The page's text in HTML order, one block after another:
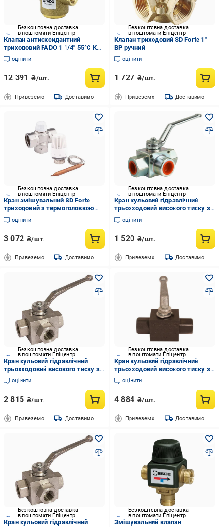
Безкоштовна доставка
в поштомати Епіцентр
Клапан антиоксидантний
триходовий FADO 1 1/4" 55°С Kv
9 (FD-AKP02)
оцінити
12 391 ₴/шт.
Привеземо Доставимо
Безкоштовна доставка
в поштомати Епіцентр
Клапан триходовий SD Forte 1"
ВР ручний
оцінити
1 727 ₴/шт.
Привеземо Доставимо
Безкоштовна доставка
в поштомати Епіцентр
Кран змішувальний SD Forte
триходовий з термоголовкою
М30х1,5 мм 1" (24849817)
оцінити
3 072 ₴/шт.
Привеземо Доставимо
Безкоштовна доставка
в поштомати Епіцентр
Кран кульовий гідравлічний
трьохходовий високого тиску з
L-свердлінням гальванізована
сталь муфтовий литий В-В-В
ДУ-10 з (MI_GE5GGT25011A000)
оцінити
1 520 ₴/шт.
Привеземо Доставимо
Безкоштовна доставка
в поштомати Епіцентр
Кран кульовий гідравлічний
трьохходовий високого тиску з
L-свердлінням гальванізована
сталь муфтовий литий В-В-В
оцінити
2 815 ₴/шт.
Привеземо Доставимо
Безкоштовна доставка
в поштомати Епіцентр
Кран кульовий гідравлічний
трьохходовий високого тиску з
T-свердлінням гальванізована
сталь муфтовий литий В-В-В
оцінити
4 884 ₴/шт.
Привеземо Доставимо
Безкоштовна доставка
в поштомати Епіцентр
Кран кульовий гідравлічний
Безкоштовна доставка
в поштомати Епіцентр
Змішувальний клапан